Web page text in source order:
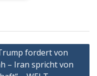
fordert von
– Iran spricht von